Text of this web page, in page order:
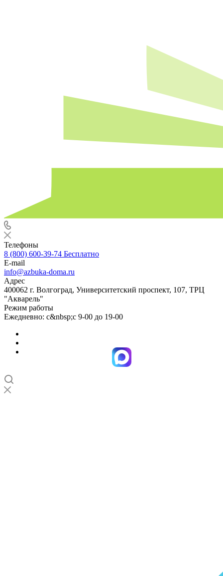
Телефоны
8 (800) 600-39-74 Бесплатно
E-mail
info@azbuka-doma.ru
Адрес
400062 г. Волгоград, Университетский проспект, 107, ТРЦ
"Акварель"
Режим работы
Ежедневно: с&nbsp;с 9-00 до 19-00